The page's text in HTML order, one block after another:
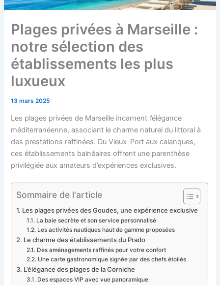
Plages privées à Marseille :
notre sélection des
établissements les plus
luxueux
13 mars 2025
Les plages privées de Marseille incarnent l’élégance
méditerranéenne, associant le charme naturel du littoral à
des prestations raffinées. Du Vieux-Port aux calanques,
ces établissements balnéaires offrent une parenthèse
privilégiée aux amateurs d’expériences exclusives.
Sommaire de l'article
Les plages privées des Goudes, une expérience exclusive
La baie secrète et son service personnalisé
Les activités nautiques haut de gamme proposées
Le charme des établissements du Prado
Des aménagements raffinés pour votre confort
Une carte gastronomique signée par des chefs étoilés
L’élégance des plages de la Corniche
Des espaces VIP avec vue panoramique